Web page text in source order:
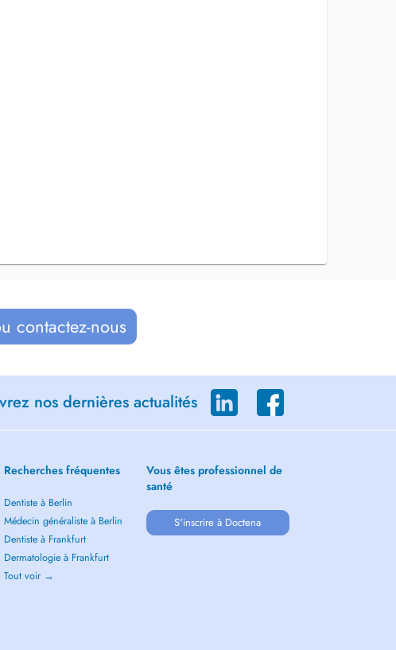
contactez-nous
nos dernières actualités
Recherches fréquentes
Dentiste à Berlin
Médecin généraliste à Berlin
Dentiste à Frankfurt
Dermatologie à Frankfurt
Tout voir →
Vous êtes professionnel de
santé
S'inscrire à Doctena